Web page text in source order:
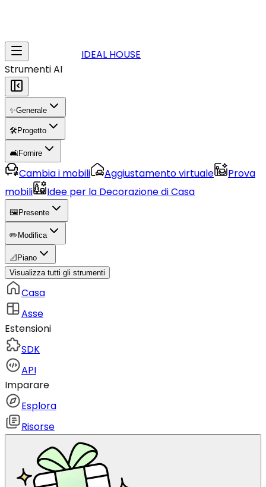
IDEAL HOUSE
Strumenti AI
✨Generale
🛠️Progetto
🛋️Fornire
Cambia i mobili Aggiustamento virtuale
Prova
mobili
Idee per la Decorazione di Casa
🖼️ Presente
✏️ Modifica
📐 Piano
Visualizza tutti gli strumenti
Casa
Asse
Estensioni
SDK
API
Imparare
Esplora
Risorse